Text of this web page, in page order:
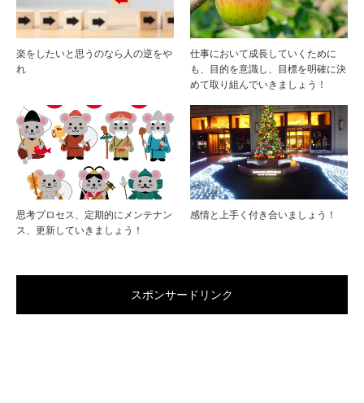
楽をしたいと思うのなら人の逆をや
れ
仕事において成長していくために
も、目的を意識し、目標を明確に決
めて取り組んでいきましょう！
思考プロセス、定期的にメンテナン
ス、更新していきましょう！
感情と上手く付き合いましょう！
スポンサードリンク